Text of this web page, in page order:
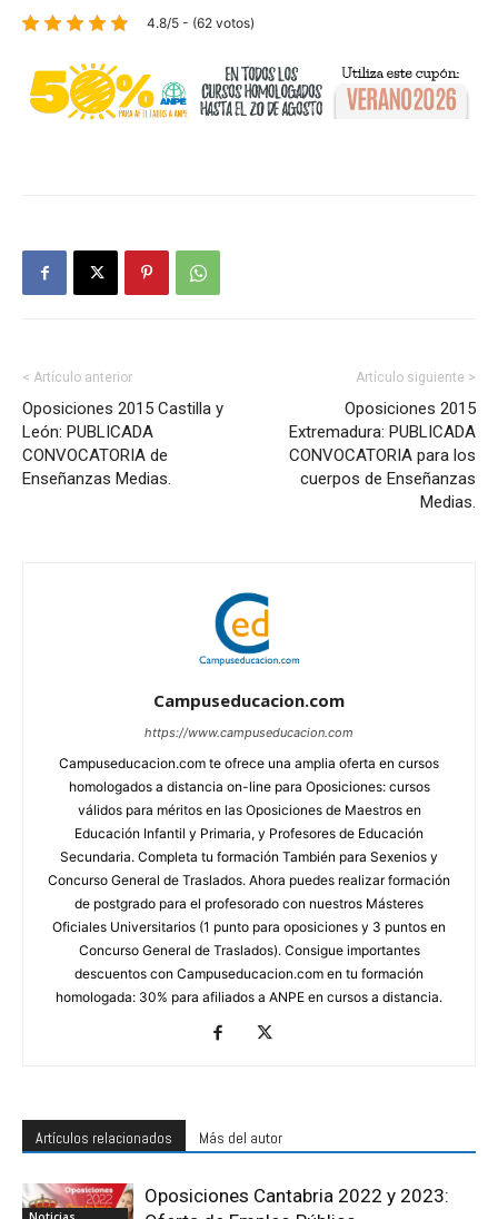
4.8/5 - (62 votos)
< Artículo anterior
Oposiciones 2015 Castilla y
León: PUBLICADA
CONVOCATORIA de
Enseñanzas Medias.
Artículo siguiente >
Oposiciones 2015
Extremadura: PUBLICADA
CONVOCATORIA para los
cuerpos de Enseñanzas
Medias.
Campuseducacion.com
https://www.campuseducacion.com
Campuseducacion.com te ofrece una amplia oferta en cursos
homologados a distancia on-line para Oposiciones: cursos
válidos para méritos en las Oposiciones de Maestros en
Educación Infantil y Primaria, y Profesores de Educación
Secundaria. Completa tu formación También para Sexenios y
Concurso General de Traslados. Ahora puedes realizar formación
de postgrado para el profesorado con nuestros Másteres
Oficiales Universitarios (1 punto para oposiciones y 3 puntos en
Concurso General de Traslados). Consigue importantes
descuentos con Campuseducacion.com en tu formación
homologada: 30% para afiliados a ANPE en cursos a distancia.
Artículos relacionados Más del autor
Oposiciones Cantabria 2022 y 2023: